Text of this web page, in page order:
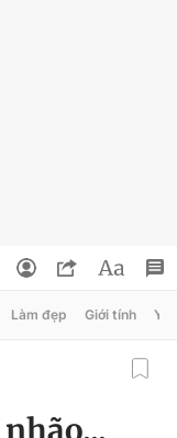
Làm đẹp Giới tính Y